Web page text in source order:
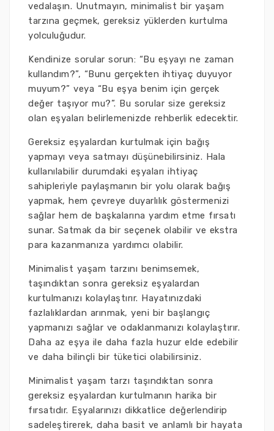
vedalaşın. Unutmayın, minimalist bir yaşam
tarzına geçmek, gereksiz yüklerden kurtulma
yolculuğudur.
Kendinize sorular sorun: “Bu eşyayı ne zaman
kullandım?”, “Bunu gerçekten ihtiyaç duyuyor
muyum?” veya “Bu eşya benim için gerçek
değer taşıyor mu?”. Bu sorular size gereksiz
olan eşyaları belirlemenizde rehberlik edecektir.
Gereksiz eşyalardan kurtulmak için bağış
yapmayı veya satmayı düşünebilirsiniz. Hala
kullanılabilir durumdaki eşyaları ihtiyaç
sahipleriyle paylaşmanın bir yolu olarak bağış
yapmak, hem çevreye duyarlılık göstermenizi
sağlar hem de başkalarına yardım etme fırsatı
sunar. Satmak da bir seçenek olabilir ve ekstra
para kazanmanıza yardımcı olabilir.
Minimalist yaşam tarzını benimsemek,
taşındıktan sonra gereksiz eşyalardan
kurtulmanızı kolaylaştırır. Hayatınızdaki
fazlalıklardan arınmak, yeni bir başlangıç
yapmanızı sağlar ve odaklanmanızı kolaylaştırır.
Daha az eşya ile daha fazla huzur elde edebilir
ve daha bilinçli bir tüketici olabilirsiniz.
Minimalist yaşam tarzı taşındıktan sonra
gereksiz eşyalardan kurtulmanın harika bir
fırsatıdır. Eşyalarınızı dikkatlice değerlendirip
sadeleştirerek, daha basit ve anlamlı bir hayata